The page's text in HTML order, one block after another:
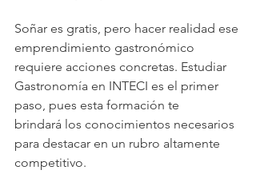
Soñar es gratis, pero hacer realidad ese
emprendimiento gastronómico
requiere acciones concretas. Estudiar
Gastronomía en INTECI es el primer
paso, pues esta formación te
brindará los conocimientos necesarios
para destacar en un rubro altamente
competitivo.